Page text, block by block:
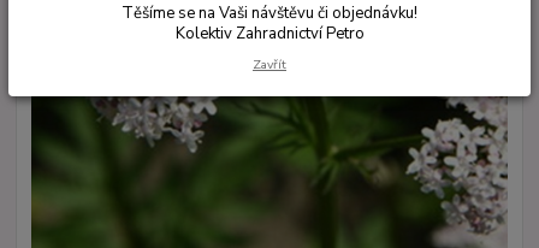
Těšíme se na Vaši návštěvu či objednávku!
Kolektiv Zahradnictví Petro
Zavřít